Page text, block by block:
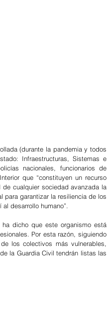
(durante la pandemia y todos
Infraestructuras, Sistemas e
nacionales, funcionarios de
que “constituyen un recurso
de cualquier sociedad avanzada la
para garantizar la resiliencia de los
desarrollo humano”.
dicho que este organismo está
Por esta razón, siguiendo
los colectivos más vulnerables,
la Guardia Civil tendrán listas las